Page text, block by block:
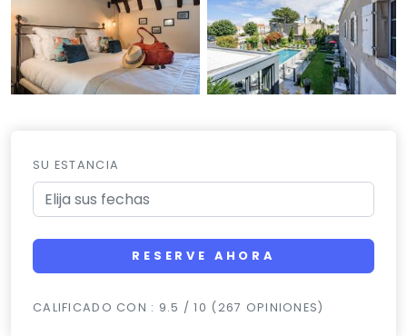
SU ESTANCIA
RESERVE AHORA
CALIFICADO CON : 9.5 / 10 (267 OPINIONES)